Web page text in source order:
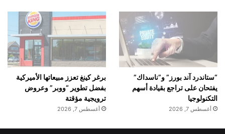
“ستاندرد آند بورز” و”ناسداك”
يفتحان على تراجع بقيادة أسهم
التكنولوجيا
أغسطس 7, 2026
برغر كينغ تعزز مبيعاتها الأميركية
بفضل تطوير “ووبر” وعروض
ترويجية مؤقتة
أغسطس 7, 2026